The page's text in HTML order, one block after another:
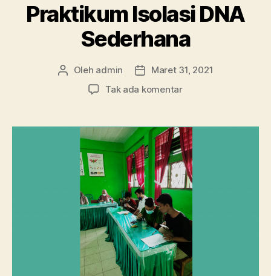
Praktikum Isolasi DNA
Sederhana
Penulis
artikel
Oleh admin
Tanggal
artikel
Maret 31, 2021
Tak ada komentarpada
DNA
Sederhana